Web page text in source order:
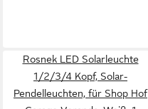
Rosnek LED Solarleuchte
1/2/3/4 Kopf, Solar-
Pendelleuchten, für Shop Hof